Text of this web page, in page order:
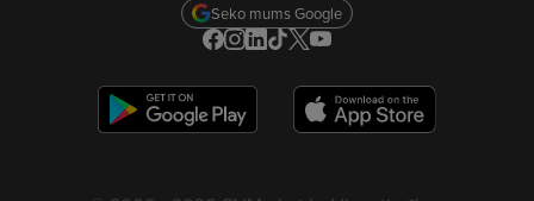
Seko mums Google